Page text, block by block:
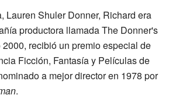
Lauren Shuler Donner, Richard era
productora llamada The Donner's
recibió un premio especial de
Ficción, Fantasía y Películas de
a mejor director en 1978 por
.